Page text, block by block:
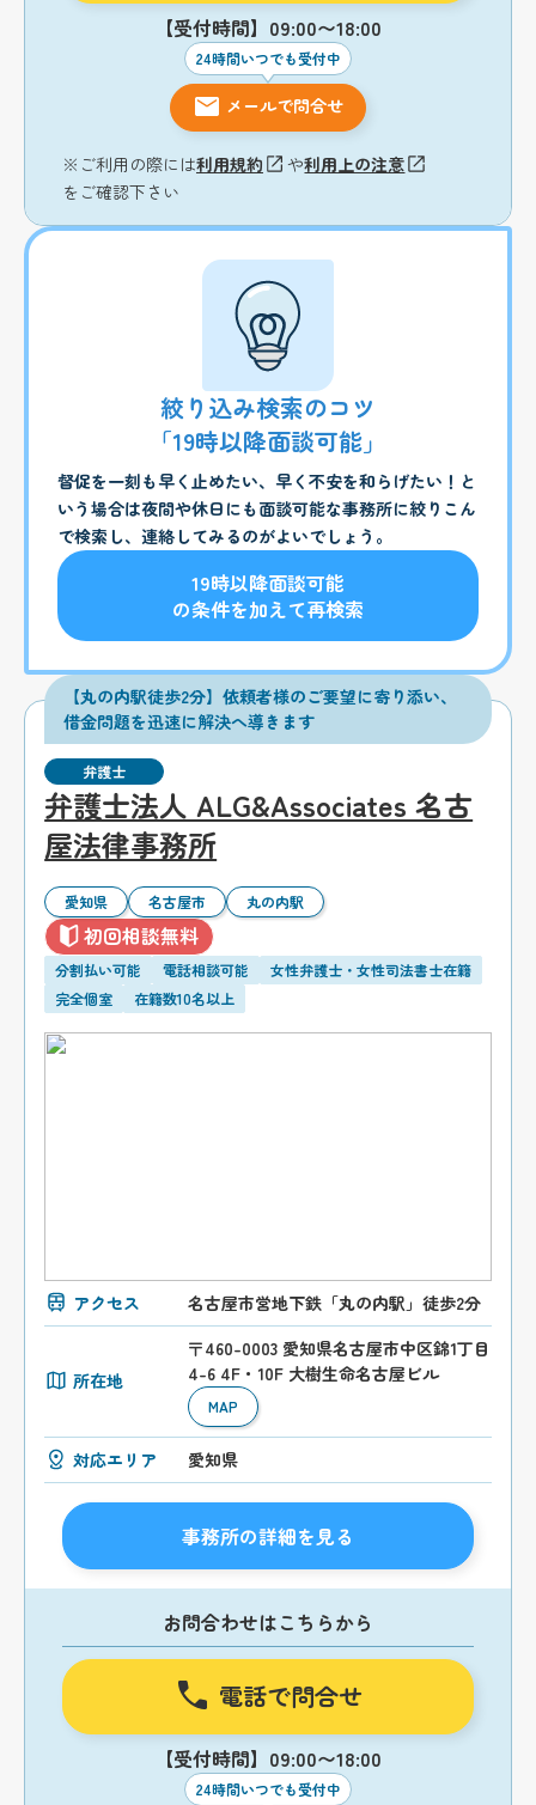
【受付時間】09:00〜18:00
24時間いつでも受付中
メールで問合せ
※ご利用の際には利用規約 や利用上の注意
をご確認下さい
絞り込み検索のコツ
「19時以降面談可能」
督促を一刻も早く止めたい、早く不安を和らげたい！と
いう場合は夜間や休日にも面談可能な事務所に絞りこん
で検索し、連絡してみるのがよいでしょう。
19時以降面談可能
の条件を加えて再検索
【丸の内駅徒歩2分】依頼者様のご要望に寄り添い、
借金問題を迅速に解決へ導きます
弁護士
弁護士法人 ALG&Associates 名古
屋法律事務所
愛知県 名古屋市 丸の内駅
初回相談無料
分割払い可能 電話相談可能
女性弁護士・女性司法書士在籍
完全個室
在籍数10名以上
アクセス 名古屋市営地下鉄「丸の内駅」徒歩2分
所在地
〒460-0003 愛知県名古屋市中区錦1丁目
4-6 4F・10F 大樹生命名古屋ビル
MAP
対応エリア 愛知県
事務所の詳細を見る
お問合わせはこちらから
電話で問合せ
【受付時間】09:00〜18:00
24時間いつでも受付中